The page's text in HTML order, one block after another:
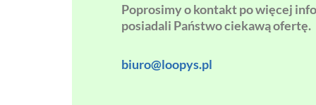
Poprosimy o kontakt po więcej
posiadali Państwo ciekawą ofertę.
biuro@loopys.pl